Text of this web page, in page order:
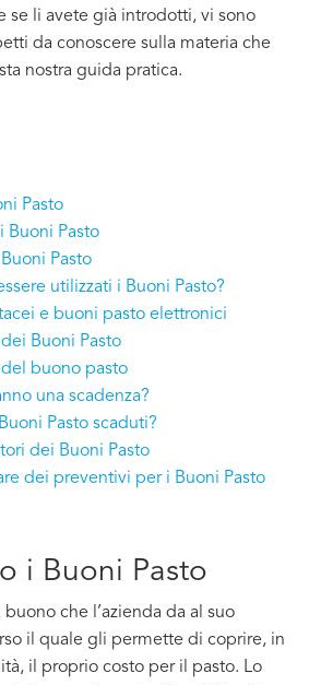
se li avete già introdotti, vi sono
da conoscere sulla materia che
nostra guida pratica.
Pasto
Buoni Pasto
Pasto
utilizzati i Buoni Pasto?
e buoni pasto elettronici
Buoni Pasto
buono pasto
una scadenza?
Pasto scaduti?
dei Buoni Pasto
dei preventivi per i Buoni Pasto
i Buoni Pasto
buono che l’azienda da al suo
il quale gli permette di coprire, in
il proprio costo per il pasto. Lo